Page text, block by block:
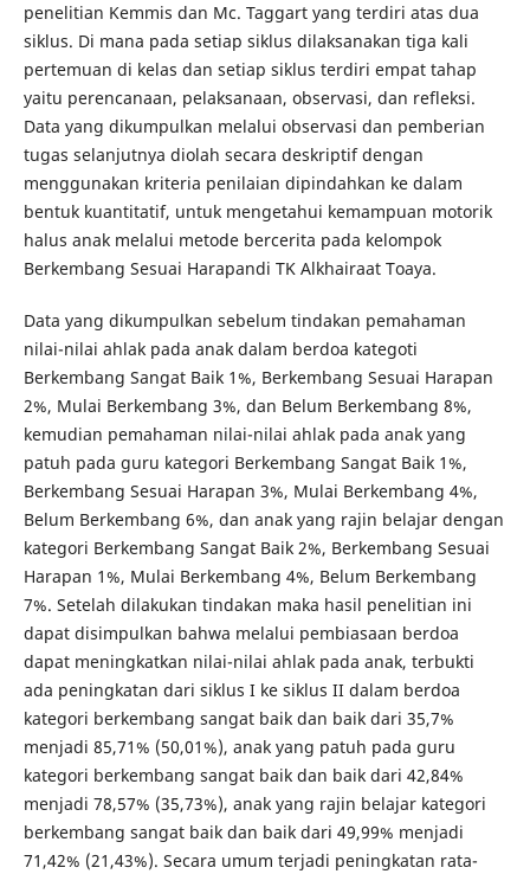
penelitian Kemmis dan Mc. Taggart yang terdiri atas dua
siklus. Di mana pada setiap siklus dilaksanakan tiga kali
pertemuan di kelas dan setiap siklus terdiri empat tahap
yaitu perencanaan, pelaksanaan, observasi, dan refleksi.
Data yang dikumpulkan melalui observasi dan pemberian
tugas selanjutnya diolah secara deskriptif dengan
menggunakan kriteria penilaian dipindahkan ke dalam
bentuk kuantitatif, untuk mengetahui kemampuan motorik
halus anak melalui metode bercerita pada kelompok
Berkembang Sesuai Harapandi TK Alkhairaat Toaya.
Data yang dikumpulkan sebelum tindakan pemahaman
nilai-nilai ahlak pada anak dalam berdoa kategoti
Berkembang Sangat Baik 1%, Berkembang Sesuai Harapan
2%, Mulai Berkembang 3%, dan Belum Berkembang 8%,
kemudian pemahaman nilai-nilai ahlak pada anak yang
patuh pada guru kategori Berkembang Sangat Baik 1%,
Berkembang Sesuai Harapan 3%, Mulai Berkembang 4%,
Belum Berkembang 6%, dan anak yang rajin belajar dengan
kategori Berkembang Sangat Baik 2%, Berkembang Sesuai
Harapan 1%, Mulai Berkembang 4%, Belum Berkembang
7%. Setelah dilakukan tindakan maka hasil penelitian ini
dapat disimpulkan bahwa melalui pembiasaan berdoa
dapat meningkatkan nilai-nilai ahlak pada anak, terbukti
ada peningkatan dari siklus I ke siklus II dalam berdoa
kategori berkembang sangat baik dan baik dari 35,7%
menjadi 85,71% (50,01%), anak yang patuh pada guru
kategori berkembang sangat baik dan baik dari 42,84%
menjadi 78,57% (35,73%), anak yang rajin belajar kategori
berkembang sangat baik dan baik dari 49,99% menjadi
71,42% (21,43%). Secara umum terjadi peningkatan rata-